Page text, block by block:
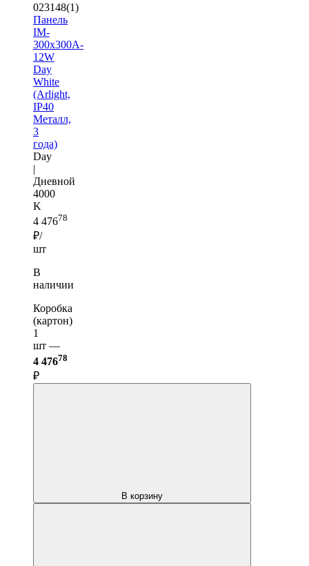
023148(1)
Панель
IM-
300x300A-
12W
Day
White
(Arlight,
IP40
Металл,
3
года)
Day
|
Дневной
4000
K
4 47678
₽/
шт
В
наличии
Коробка
(картон)
1
шт —
4 47678
₽
В корзину